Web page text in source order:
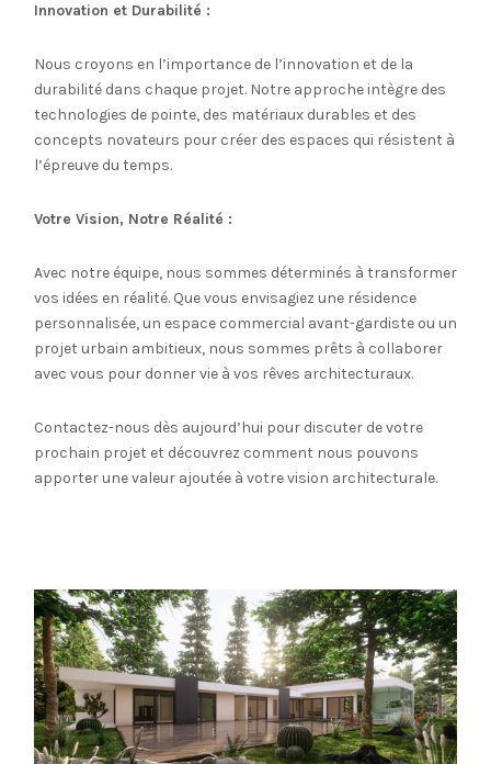
Innovation et Durabilité :
Nous croyons en l’importance de l’innovation et de la
durabilité dans chaque projet. Notre approche intègre des
technologies de pointe, des matériaux durables et des
concepts novateurs pour créer des espaces qui résistent à
l’épreuve du temps.
Votre Vision, Notre Réalité :
Avec notre équipe, nous sommes déterminés à transformer
vos idées en réalité. Que vous envisagiez une résidence
personnalisée, un espace commercial avant-gardiste ou un
projet urbain ambitieux, nous sommes prêts à collaborer
avec vous pour donner vie à vos rêves architecturaux.
Contactez-nous dès aujourd’hui pour discuter de votre
prochain projet et découvrez comment nous pouvons
apporter une valeur ajoutée à votre vision architecturale.